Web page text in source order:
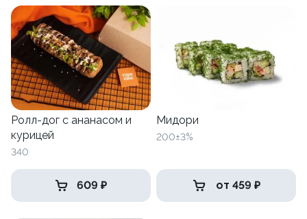
Ролл-дог с ананасом и
курицей
340
609 ₽
Мидори
200±3%
от 459 ₽